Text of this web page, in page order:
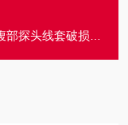
破损/探头手柄线缆破裂